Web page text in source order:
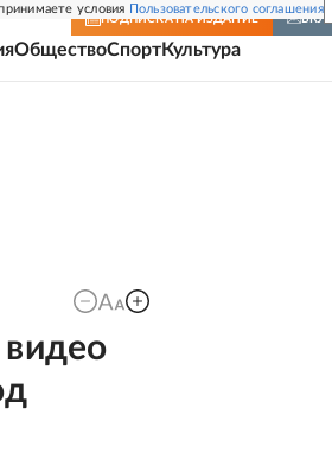
условия Пользовательского соглашения
ПОДПИСКА НА ИЗДАНИЕ
ОбществоСпортКультура